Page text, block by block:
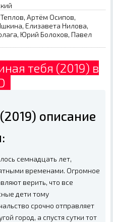
Артём Осипов,
Елизавета Нилова,
Юрий Болохов, Павел
тебя (2019) в
описание
семнадцать лет,
временами. Огромное
верить, что все
дети тому
срочно отправляет
город, а спустя сутки тот